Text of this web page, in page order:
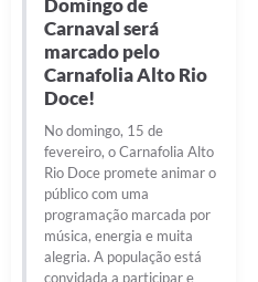
Carnaval será
marcado pelo
Carnafolia Alto Rio
Doce!
No domingo, 15 de
fevereiro, o Carnafolia Alto
Rio Doce promete animar o
público com uma
programação marcada por
música, energia e muita
alegria. A população está
convidada a participar e